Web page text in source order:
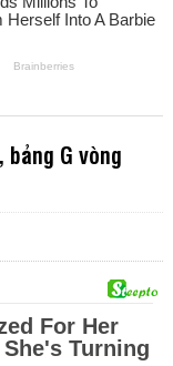
G vòng